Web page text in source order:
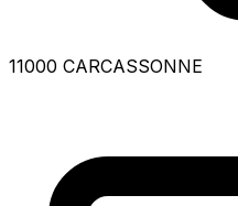
11000 CARCASSONNE